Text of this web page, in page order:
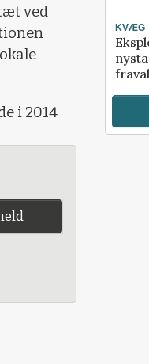
ved
i 2014
KVÆG